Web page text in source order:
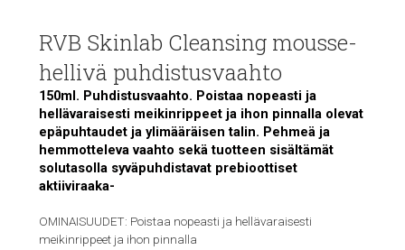
RVB Skinlab Cleansing mousse-
hellivä puhdistusvaahto
150ml. Puhdistusvaahto. Poistaa nopeasti ja
hellävaraisesti meikinrippeet ja ihon pinnalla olevat
epäpuhtaudet ja ylimääräisen talin. Pehmeä ja
hemmotteleva vaahto sekä tuotteen sisältämät
solutasolla syväpuhdistavat prebioottiset
aktiiviraaka-
OMINAISUUDET: Poistaa nopeasti ja hellävaraisesti
meikinrippeet ja ihon pinnalla